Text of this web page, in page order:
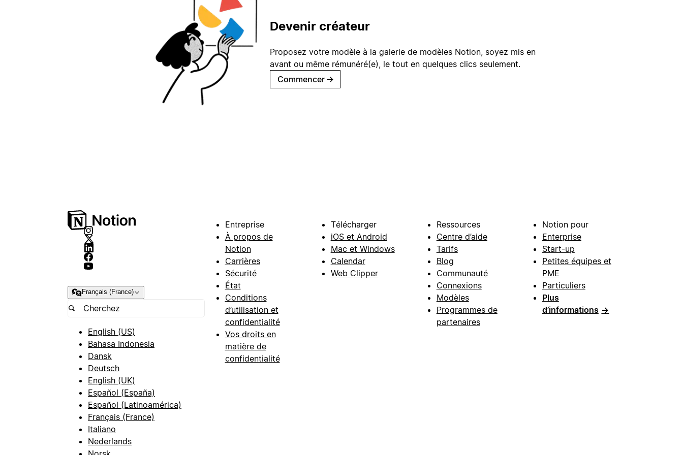
Devenir créateur
Proposez votre modèle à la galerie de modèles Notion, soyez mis en
avant ou même rémunéré(e), le tout en quelques clics seulement.
Commencer →
Français (France)
English (US)
Bahasa Indonesia
Dansk
Deutsch
English (UK)
Español (España)
Español (Latinoamérica)
Français (France)
Italiano
Nederlands
Entreprise
À propos de
Notion
Carrières
Sécurité
État
Conditions
d’utilisation et
confidentialité
Vos droits en
matière de
confidentialité
Télécharger
iOS et Android
Mac et Windows
Calendar
Web Clipper
Ressources
Centre d’aide
Tarifs
Blog
Communauté
Connexions
Modèles
Programmes de
partenaires
Notion pour
Enterprise
Start-up
Petites équipes et
PME
Particuliers
Plus
d’informations →